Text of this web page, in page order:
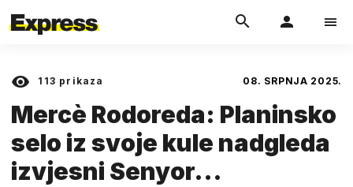
113 prikaza 08. SRPNJA 2025.
Mercè Rodoreda: Planinsko
selo iz svoje kule nadgleda
izvjesni Senyor...